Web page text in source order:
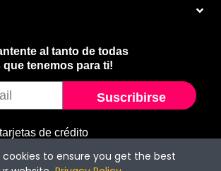
al tanto de todas
que tenemos para ti!
Suscribirse
de crédito
cookies to ensure you get the best